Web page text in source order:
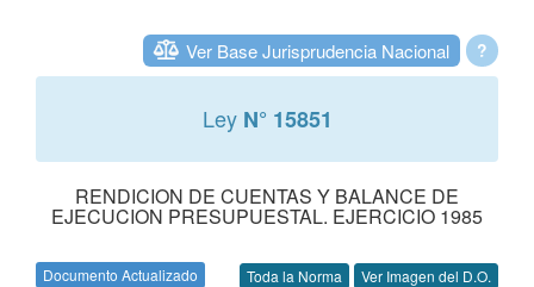
?
Ver Base Jurisprudencia Nacional
Ley N° 15851
RENDICION DE CUENTAS Y BALANCE DE
EJECUCION PRESUPUESTAL. EJERCICIO 1985
Documento Actualizado Toda la Norma Ver Imagen del D.O.